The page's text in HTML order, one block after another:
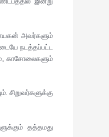
அவர்களும்
நடத்தப்பட்ட
காசோலைகளும்
சிறுவர்களுக்கு
தத்தமது